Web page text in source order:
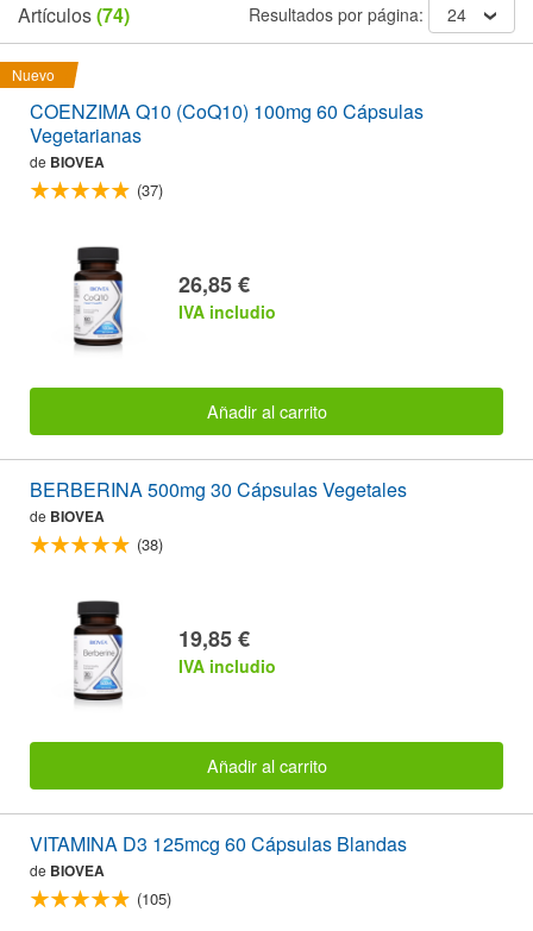
Artículos(74) Resultados por página: 24
Nuevo
COENZIMA Q10 (CoQ10) 100mg 60 Cápsulas
Vegetarianas
de BIOVEA
(37)
26,85 €
IVA includio
Añadir al carrito
BERBERINA 500mg 30 Cápsulas Vegetales
de BIOVEA
(38)
19,85 €
IVA includio
Añadir al carrito
VITAMINA D3 125mcg 60 Cápsulas Blandas
de BIOVEA
(105)